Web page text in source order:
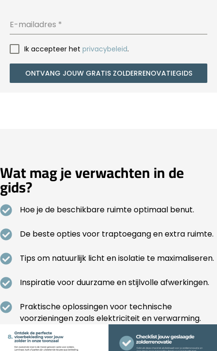
E-mailadres *
Ik accepteer het privacybeleid.
ONTVANG JOUW GRATIS ZOLDERRENOVATIEGIDS
Wat mag je verwachten in de
gids?
Hoe je de beschikbare ruimte optimaal benut.
De beste opties voor traptoegang en extra ruimte.
Tips om natuurlijk licht en isolatie te maximaliseren.
Inspiratie voor duurzame en stijlvolle afwerkingen.
Praktische oplossingen voor technische
voorzieningen zoals elektriciteit en verwarming.